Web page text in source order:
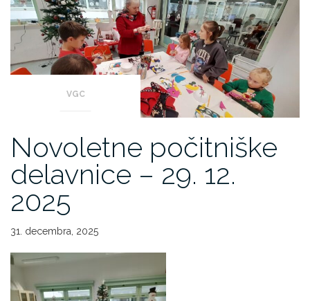
VGC
Novoletne počitniške
delavnice – 29. 12.
2025
31. decembra, 2025